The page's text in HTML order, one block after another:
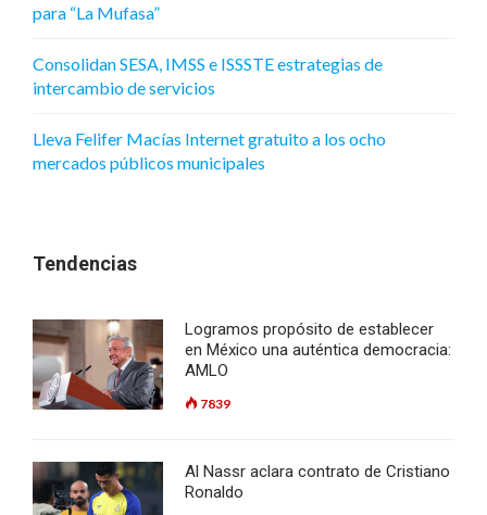
para “La Mufasa”
Consolidan SESA, IMSS e ISSSTE estrategias de
intercambio de servicios
Lleva Felifer Macías Internet gratuito a los ocho
mercados públicos municipales
Tendencias
Logramos propósito de establecer
en México una auténtica democracia:
AMLO
7839
Al Nassr aclara contrato de Cristiano
Ronaldo